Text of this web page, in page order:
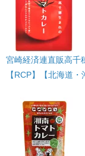
宮崎経済連直販高千
【RCP】【北海道・